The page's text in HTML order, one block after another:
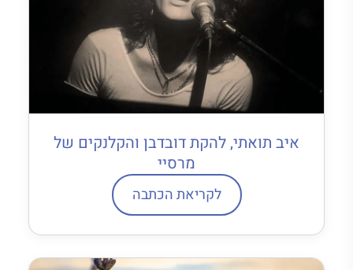
איב תואתי, להקת דובדבן והקלנקים של
מרסיי
לקריאת הכתבה